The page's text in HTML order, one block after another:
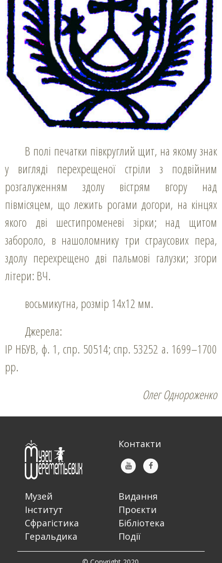
В полі печатки півкруглий щит, на якому знак
у вигляді перехрещеної стріли з подвійним
розгалуженням здолу вістрям вгору над
півмісяцем, що лежить рогами догори, на кінцях
якого дві шестипроменеві зірки; над щитом
забороло, в нашоломнику три страусових пера,
здолу перехрещено дві пальмові галузки; згори
літери: ВЧ.
восьмикутна, розмір 14х12 мм.
Джерела:
ІР НБУВ, ф. 1, спр. 50514; спр. 53252 а. 1699–1700
рр.
Олег Однороженко
Контакти
Музей
Інститут
Сфрагістика
Геральдика
Видання
Проєкти
Бібліотека
Події